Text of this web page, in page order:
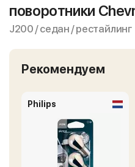
поворотники
J200 / седан / рестайлинг
Рекомендуем
Philips